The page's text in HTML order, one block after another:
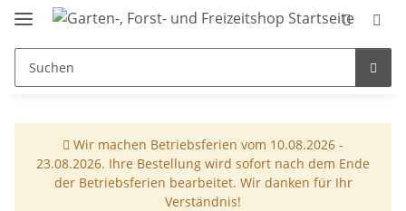
Wir machen Betriebsferien vom 10.08.2026 -
23.08.2026. Ihre Bestellung wird sofort nach dem Ende
der Betriebsferien bearbeitet. Wir danken für Ihr
Verständnis!